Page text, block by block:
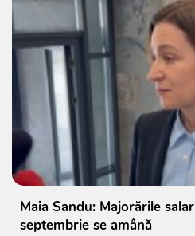
Maia Sandu: Majorările
septembrie se amână